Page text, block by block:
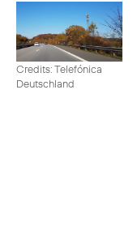
Credits: Telefónica
Deutschland